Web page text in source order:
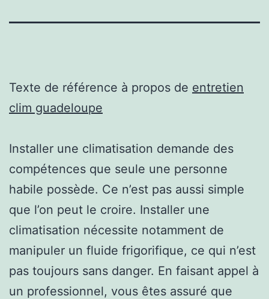
Texte de référence à propos de entretien
clim guadeloupe
Installer une climatisation demande des
compétences que seule une personne
habile possède. Ce n’est pas aussi simple
que l’on peut le croire. Installer une
climatisation nécessite notamment de
manipuler un fluide frigorifique, ce qui n’est
pas toujours sans danger. En faisant appel à
un professionnel, vous êtes assuré que